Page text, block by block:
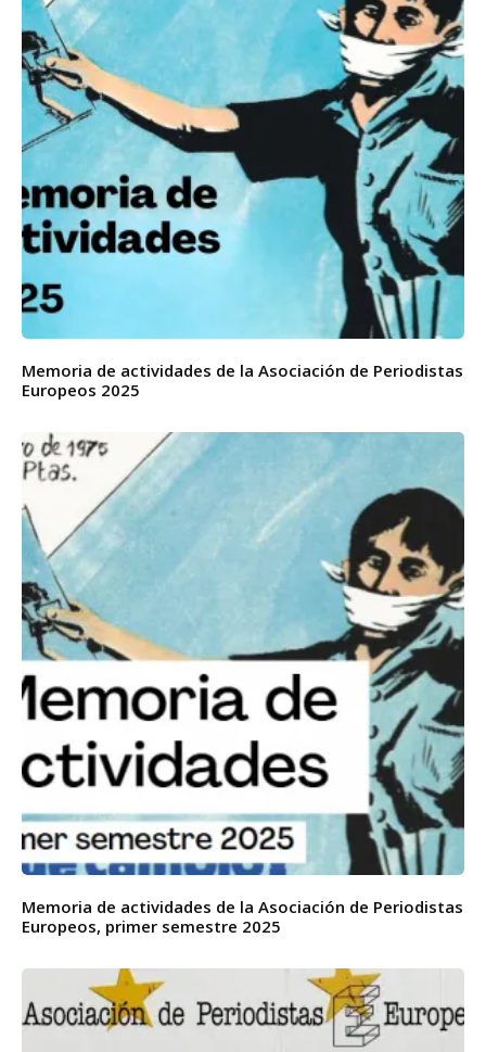
Memoria de actividades de la Asociación de Periodistas
Europeos 2025
Memoria de actividades de la Asociación de Periodistas
Europeos, primer semestre 2025